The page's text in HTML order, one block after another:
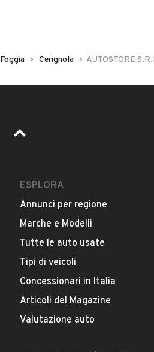
Foggia Cerignola AUTOSTORE
ESPLORA
Annunci per regione
Marche e Modelli
Tutte le auto usate
Tipi di veicoli
Concessionari in Italia
Articoli del Magazine
Valutazione auto